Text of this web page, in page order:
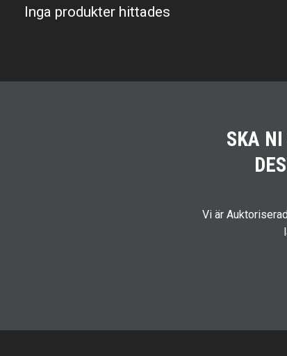
Inga produkter hittades
SKA
Vi är